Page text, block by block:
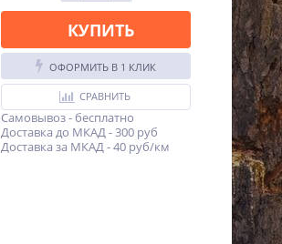
КУПИТЬ
ОФОРМИТЬ В 1 КЛИК
СРАВНИТЬ
Самовывоз - бесплатно
Доставка до МКАД - 300 руб
Доставка за МКАД - 40 руб/км